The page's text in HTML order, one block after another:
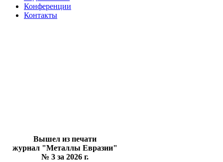
Конференции
Контакты
Вышел из печати
журнал "Металлы Евразии"
№ 3 за 2026 г.